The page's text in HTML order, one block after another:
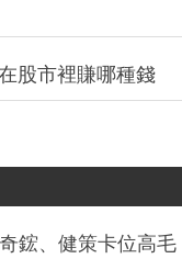
股市裡賺哪種錢
鋐、健策卡位高毛